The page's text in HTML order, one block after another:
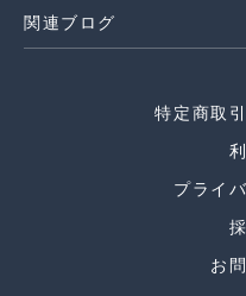
関連ブログ
特定商取
プライ
お